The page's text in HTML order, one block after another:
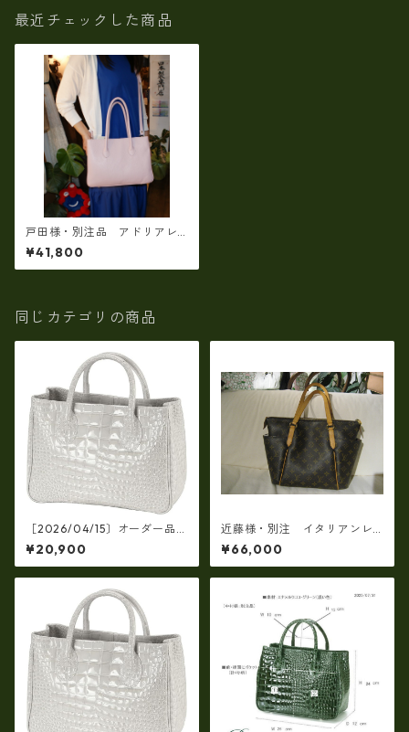
最近チェックした商品
戸田様・別注品 アドリアレ
ザー（イタリアンレザー）
製 2WAYショルダートート
（ラベンダー）
¥41,800
同じカテゴリの商品
［2026/04/15〕オーダー品
（芝崎様）エナメルクロコハ
ンドタイプ・ホワイト,ブラッ
ク
¥20,900
近藤様・別注 イタリアンレ
ザー製 トートバッグ（一部
仕様変更）
¥66,000